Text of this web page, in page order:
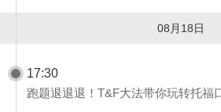
08月18日
17:30
跑题退退退！T&F⼤法带你玩转托福